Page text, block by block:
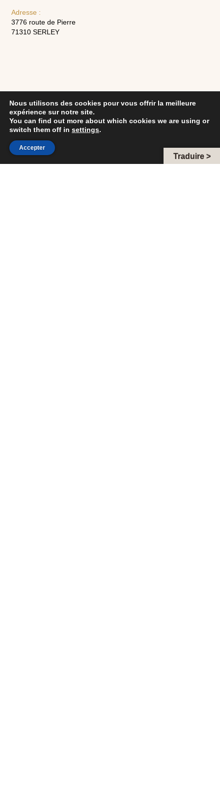
Adresse :
3776 route de Pierre
71310 SERLEY
Traduire >
Nous utilisons des cookies pour vous offrir la meilleure
expérience sur notre site.
You can find out more about which cookies we are using or
switch them off in settings.
Accepter